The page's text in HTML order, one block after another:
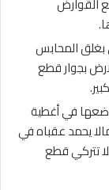
القوارض
المحابس
بجوار قطع
في أغطية
يحمد عقباه في
تتركي قطع